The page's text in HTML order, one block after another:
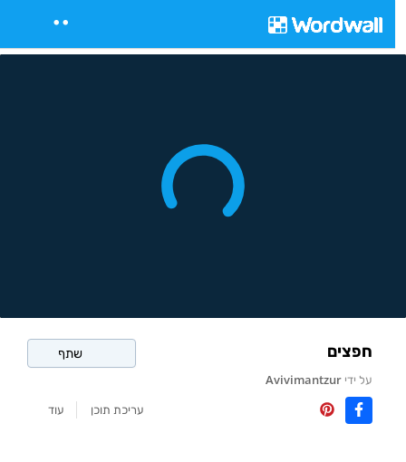
חפצים שתף
על ידיAvivimantzur
עריכת תוכן
עוד